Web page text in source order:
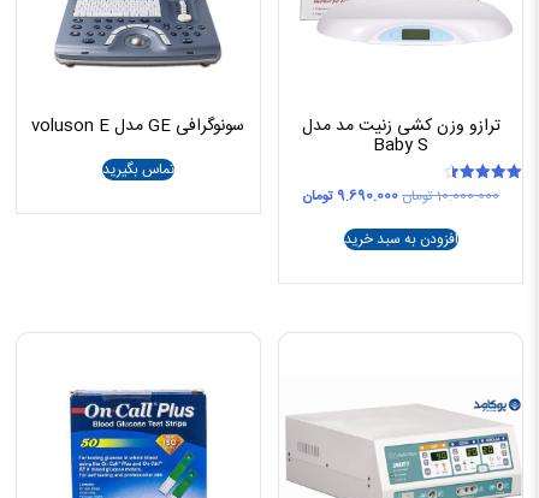
ترازو وزن کشی زنیت مد مدل
Baby S
امتیاز
10.000.000تومانقیمت
9.690.000 تومانقیمت
افزودن به سبد خرید
سونوگرافی GE مدل voluson E
تماس بگیرید